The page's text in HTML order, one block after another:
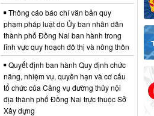
Thông cáo báo chí văn bản quy
phạm pháp luật do Ủy ban nhân dân
thành phố Đồng Nai ban hành trong
lĩnh vực quy hoạch đô thị và nông thôn
Quyết định ban hành Quy định chức
năng, nhiệm vụ, quyền hạn và cơ cấu
tổ chức của Cảng vụ đường thủy nội
địa thành phố Đồng Nai trực thuộc Sở
Xây dựng